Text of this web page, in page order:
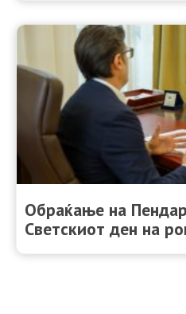
Oбраќање на
Светскиот ден на